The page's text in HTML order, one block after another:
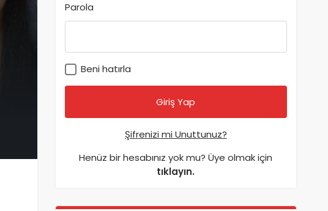
Parola
Beni hatırla
Şifrenizi mi Unuttunuz?
Henüz bir hesabınız yok mu? Üye olmak için
tıklayın.